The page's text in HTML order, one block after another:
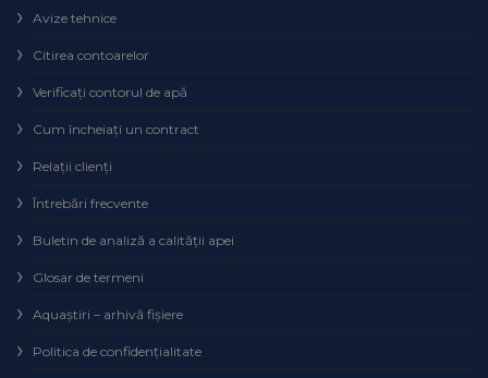
Avize tehnice
Citirea contoarelor
Verificaţi contorul de apă
Cum încheiaţi un contract
Relaţii clienţi
Întrebări frecvente
Buletin de analiză a calităţii apei
Glosar de termeni
Aquaștiri – arhivă fișiere
Politica de confidențialitate